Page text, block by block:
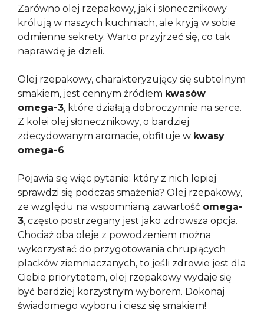
Zarówno olej rzepakowy, jak i słonecznikowy
królują w naszych kuchniach, ale kryją w sobie
odmienne sekrety. Warto przyjrzeć się, co tak
naprawdę je dzieli.
Olej rzepakowy, charakteryzujący się subtelnym
smakiem, jest cennym źródłem kwasów
omega-3, które działają dobroczynnie na serce.
Z kolei olej słonecznikowy, o bardziej
zdecydowanym aromacie, obfituje w kwasy
omega-6.
Pojawia się więc pytanie: który z nich lepiej
sprawdzi się podczas smażenia? Olej rzepakowy,
ze względu na wspomnianą zawartość omega-
3, często postrzegany jest jako zdrowsza opcja.
Chociaż oba oleje z powodzeniem można
wykorzystać do przygotowania chrupiących
placków ziemniaczanych, to jeśli zdrowie jest dla
Ciebie priorytetem, olej rzepakowy wydaje się
być bardziej korzystnym wyborem. Dokonaj
świadomego wyboru i ciesz się smakiem!